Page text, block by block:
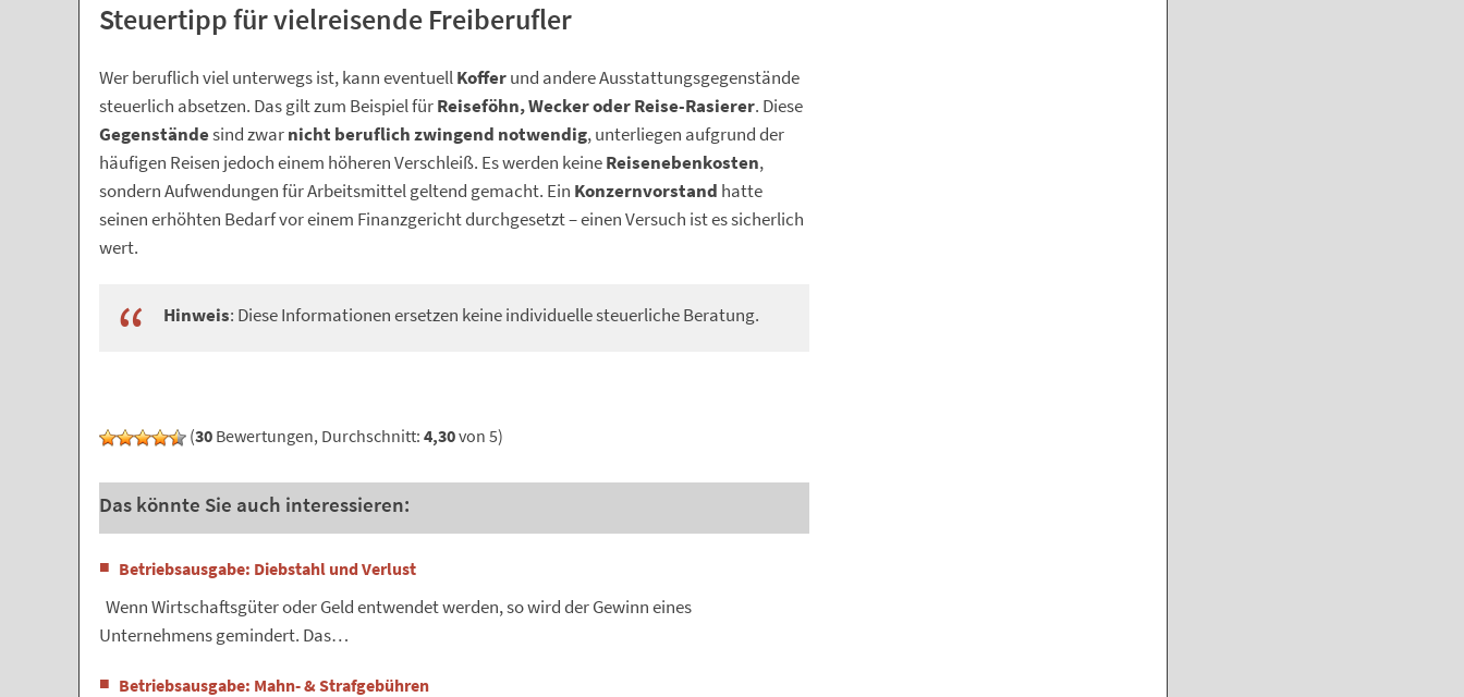
Steuertipp für vielreisende Freiberufler
Wer beruflich viel unterwegs ist, kann eventuellKofferund andere Ausstattungsgegenstände
steuerlich absetzen. Das gilt zum Beispiel fürReiseföhn, Wecker oder Reise-Rasierer. Diese
Gegenständesind zwarnicht beruflich zwingend notwendig, unterliegen aufgrund der
häufigen Reisen jedoch einem höheren Verschleiß. Es werden keineReisenebenkosten,
sondern Aufwendungen für Arbeitsmittel geltend gemacht. Ein Konzernvorstand hatte
seinen erhöhten Bedarf vor einem Finanzgericht durchgesetzt – einen Versuch ist es sicherlich
wert.
Hinweis: Diese Informationen ersetzen keine individuelle steuerliche Beratung.
(30 Bewertungen, Durchschnitt: 4,30von 5)
Das könnte Sie auch interessieren:
Betriebsausgabe: Diebstahl und Verlust
Wenn Wirtschaftsgüter oder Geld entwendet werden, so wird der Gewinn eines
Unternehmens gemindert. Das…
Betriebsausgabe: Mahn- & Strafgebühren